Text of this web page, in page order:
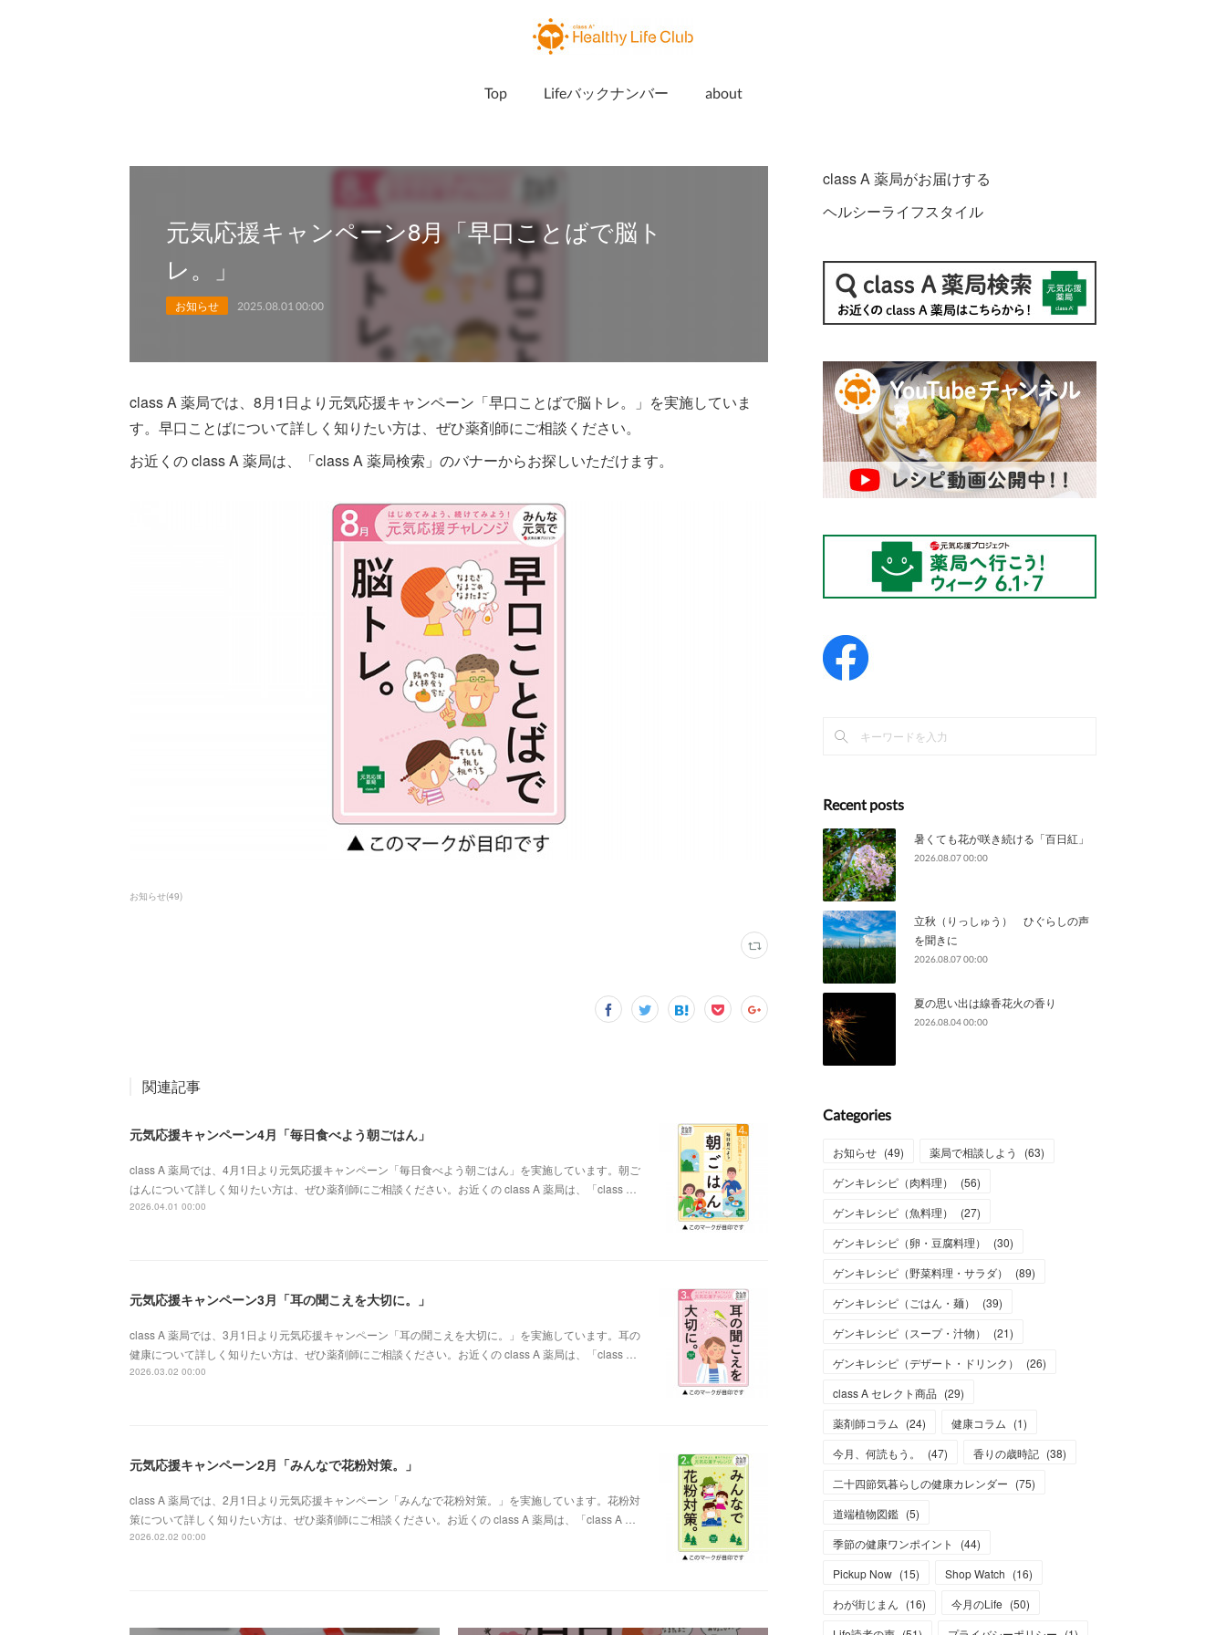
Top Lifeバックナンバー about
元気応援キャンペーン8月「早口ことばで脳ト
レ。」
お知らせ 2025.08.01 00:00
class A 薬局では、8月1日より元気応援キャンペーン「早口ことばで脳トレ。」を実施していま
す。早口ことばについて詳しく知りたい方は、ぜひ薬剤師にご相談ください。
お近くの class A 薬局は、「class A 薬局検索」のバナーからお探しいただけます。
お知らせ(49)
関連記事
元気応援キャンペーン4月「毎日食べよう朝ごはん」
class A 薬局では、4月1日より元気応援キャンペーン「毎日食べよう朝ごはん」を実施しています。朝ご
はんについて詳しく知りたい方は、ぜひ薬剤師にご相談ください。お近くの class A 薬局は、「class …
2026.04.01 00:00
元気応援キャンペーン3月「耳の聞こえを大切に。」
class A 薬局では、3月1日より元気応援キャンペーン「耳の聞こえを大切に。」を実施しています。耳の
健康について詳しく知りたい方は、ぜひ薬剤師にご相談ください。お近くの class A 薬局は、「class …
2026.03.02 00:00
元気応援キャンペーン2月「みんなで花粉対策。」
class A 薬局では、2月1日より元気応援キャンペーン「みんなで花粉対策。」を実施しています。花粉対
策について詳しく知りたい方は、ぜひ薬剤師にご相談ください。お近くの class A 薬局は、「class A …
2026.02.02 00:00
class A 薬局がお届けする
ヘルシーライフスタイル
Recent posts
暑くても花が咲き続ける「百日紅」
2026.08.07 00:00
立秋（りっしゅう） ひぐらしの声
を聞きに
2026.08.07 00:00
夏の思い出は線香花火の香り
2026.08.04 00:00
Categories
お知らせ (49) 薬局で相談しよう (63)
ゲンキレシピ（肉料理）
(56)
ゲンキレシピ（魚料理）
(27)
ゲンキレシピ（卵・豆腐料理）
(30)
ゲンキレシピ（野菜料理・サラダ）
(89)
ゲンキレシピ（ごはん・麺）
(39)
ゲンキレシピ（スープ・汁物）
(21)
ゲンキレシピ（デザート・ドリンク）
(26)
class A セレクト商品 (29)
薬剤師コラム (24) 健康コラム (1)
今月、何読もう。
(47) 香りの歳時記 (38)
二十四節気暮らしの健康カレンダー (75)
道端植物図鑑 (5)
季節の健康ワンポイント
(44)
Pickup Now (15) Shop Watch (16)
わが街じまん (16) 今月のLife (50)